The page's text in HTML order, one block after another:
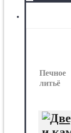
Печное
литьё